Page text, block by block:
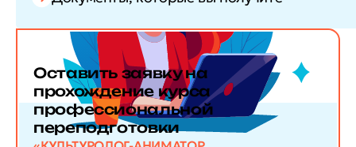
Оставить заявкуна
прохождение курса
профессиональной
переподготовки